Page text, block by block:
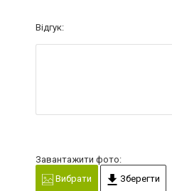
Відгук:
Завантажити фото:
Вибрати
Зберегти